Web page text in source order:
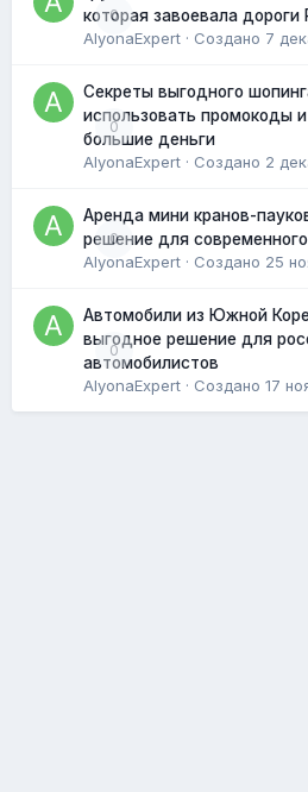
0
которая завоевала дороги
AlyonaExpert · Создано 7
0
Секреты выгодного
использовать промокоды
большие деньги
AlyonaExpert · Создано 2
0
Аренда мини кранов-
решение для
AlyonaExpert · Создано 25
0
Автомобили из Южной
выгодное решение для
автомобилистов
AlyonaExpert · Создано 17